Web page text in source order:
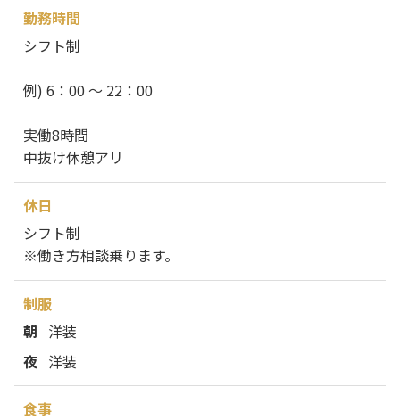
勤務時間
シフト制
例) 6：00 ～ 22：00
実働8時間
中抜け休憩アリ
休日
シフト制
※働き方相談乗ります。
制服
朝 洋装
夜 洋装
食事